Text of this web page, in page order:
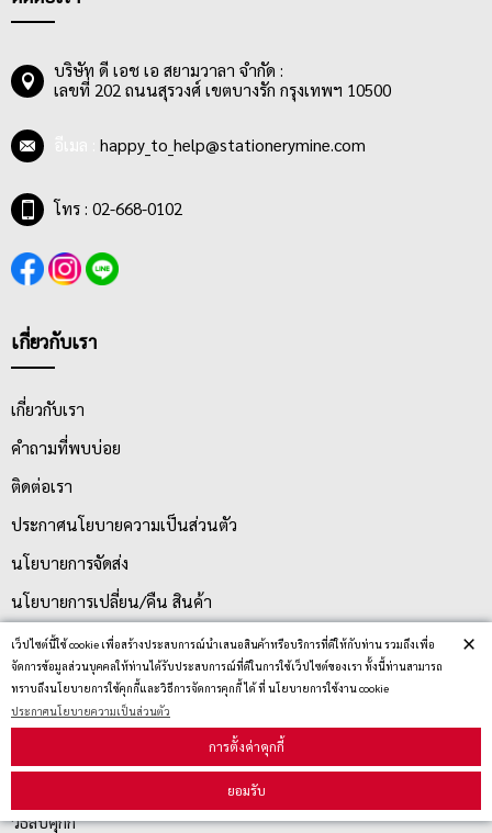
เว็ปไซต์นี้ใช้ cookie เพื่อสร้างประสบการณ์นำเสนอสินค้าหรือบริการที่ดีให้กับท่าน รวมถึงเพื่อ
จัดการข้อมูลส่วนบุคคลให้ท่านได้รับประสบการณ์ที่ดีในการใช้เว็ปไซต์ของเรา ทั้งนี้ท่านสามารถ
ทราบถึงนโยบายการใช้คุกกี้และวิธีการจัดการคุกกี้ ได้ ที่ นโยบายการใช้งาน cookie
ประกาศนโยบายความเป็นส่วนตัว
การตั้งค่าคุกกี้
ยอมรับ
×
บริษัท ดี เอช เอ สยามวาลา จำกัด :
เลขที่ 202 ถนนสุรวงศ์ เขตบางรัก กรุงเทพฯ 10500
happy_to_help@stationerymine.com
โทร : 02-668-0102
เกี่ยวกับเรา
เกี่ยวกับเรา
คำถามที่พบบ่อย
ติดต่อเรา
ประกาศนโยบายความเป็นส่วนตัว
นโยบายการจัดส่ง
นโยบายการเปลี่ยน/คืน สินค้า
บริการลูกค้า
วิธีลบคุกกี้